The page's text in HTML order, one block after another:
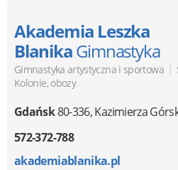
Akademia Leszka
BlanikaGimnastyka
Gimnastyka artystyczna i sportowa |
Kolonie, obozy
Gdańsk80-336,Kazimierza
572-372-788
akademiablanika.pl